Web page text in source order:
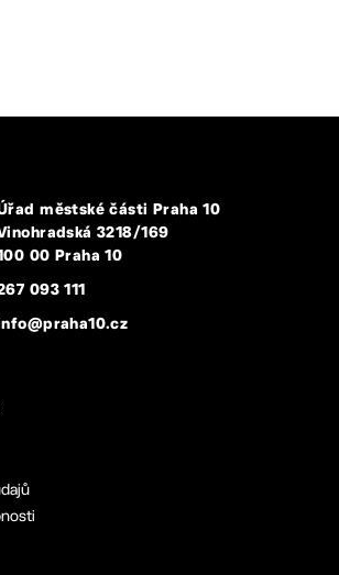
městské části Praha 10
3218/169
00 Praha 10
093 111